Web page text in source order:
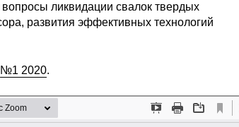
ликвидации свалок твердых
развития эффективных технологий
№1 2020.